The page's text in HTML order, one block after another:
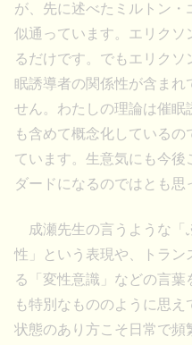
が、先に述べたミルトン・
似通っています。エリクソ
るだけです。でもエリク
眠誘導者の関係性が含まれ
せん。わたしの理論は催眠
も含めて概念化している
ています。生意気にも今
ダードになるのではとも思
成瀬先生の言うような「
性」という表現や、トラン
る「変性意識」などの言
も特別なもののように思
状態のあり方こそ日常で頻